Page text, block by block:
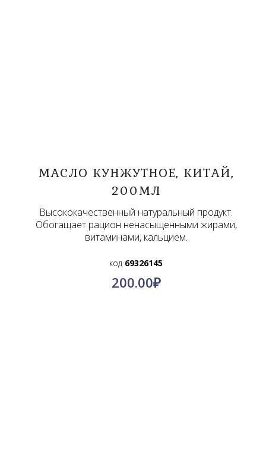
МАСЛО КУНЖУТНОЕ, КИТАЙ,
200МЛ
Высококачественный натуральный продукт.
Обогащает рацион ненасыщенными жирами,
витаминами, кальцием.
код 69326145
200.00₽